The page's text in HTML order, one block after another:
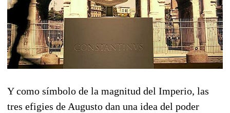
Y como símbolo de la magnitud del Imperio, las
tres efigies de Augusto dan una idea del poder